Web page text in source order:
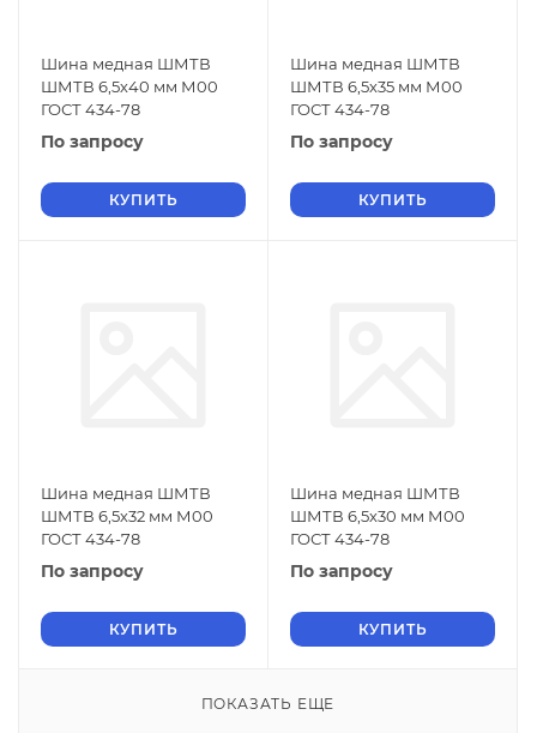
Шина медная ШМТВ
ШМТВ 6,5х40 мм М00
ГОСТ 434-78
По запросу
КУПИТЬ
Шина медная ШМТВ
ШМТВ 6,5х35 мм М00
ГОСТ 434-78
По запросу
КУПИТЬ
Шина медная ШМТВ
ШМТВ 6,5х32 мм М00
ГОСТ 434-78
По запросу
КУПИТЬ
Шина медная ШМТВ
ШМТВ 6,5х30 мм М00
ГОСТ 434-78
По запросу
КУПИТЬ
ПОКАЗАТЬ ЕЩЕ